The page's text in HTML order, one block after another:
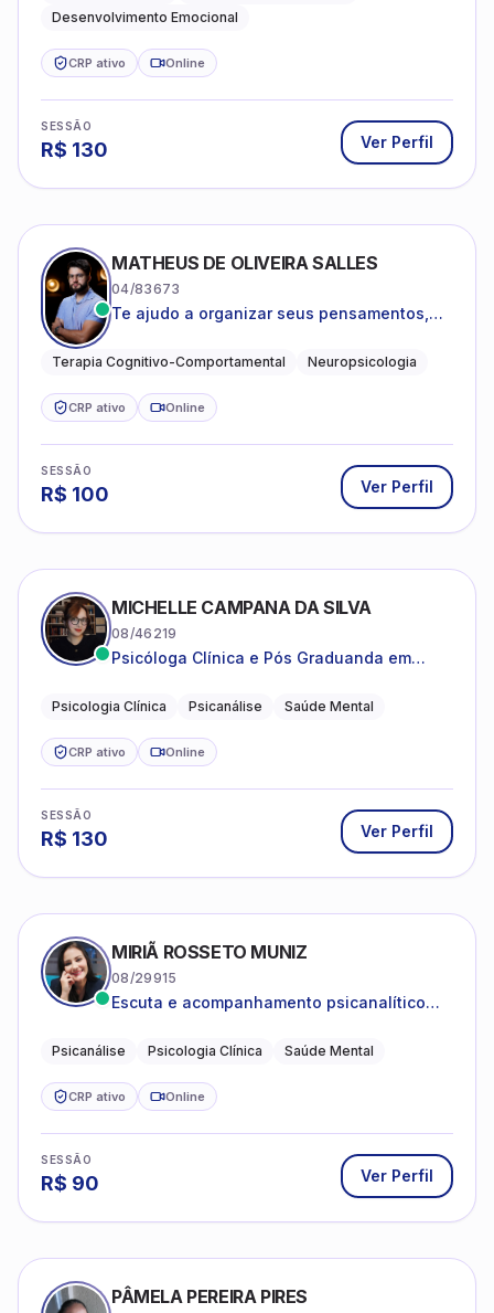
Desenvolvimento Emocional
CRP ativo Online
SESSÃO
R$ 130 Ver Perfil
MATHEUS DE OLIVEIRA SALLES
04/83673
Te ajudo a organizar seus pensamentos,
clareza e sentido, com uma terapia
Terapia Cognitivo-Comportamental Neuropsicologia
CRP ativo Online
SESSÃO
R$ 100 Ver Perfil
MICHELLE CAMPANA DA SILVA
08/46219
Psicóloga Clínica e Pós Graduanda em
Psicologia Clínica Psicanálise Saúde Mental
CRP ativo Online
SESSÃO
R$ 130 Ver Perfil
MIRIÃ ROSSETO MUNIZ
08/29915
Escuta e acompanhamento psicanalítico
Psicanálise Psicologia Clínica Saúde Mental
CRP ativo Online
SESSÃO
R$ 90 Ver Perfil
PÂMELA PEREIRA PIRES